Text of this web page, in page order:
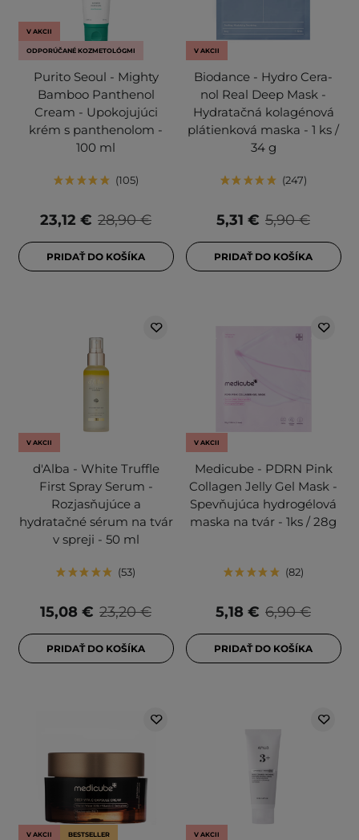
V AKCII
ODPORÚČANÉ KOZMETOLÓGMI
Purito Seoul - Mighty
Bamboo Panthenol
Cream - Upokojujúci
krém s panthenolom -
100 ml
105
28,90 €
23,12 €
PRIDAŤ DO KOŠÍKA
V AKCII
Biodance - Hydro Cera-
nol Real Deep Mask -
Hydratačná kolagénová
plátienková maska - 1 ks /
34 g
247
5,90 €
5,31 €
PRIDAŤ DO KOŠÍKA
V AKCII
d'Alba - White Truffle
First Spray Serum -
Rozjasňujúce a
hydratačné sérum na tvár
v spreji - 50 ml
53
23,20 €
15,08 €
PRIDAŤ DO KOŠÍKA
V AKCII
Medicube - PDRN Pink
Collagen Jelly Gel Mask -
Spevňujúca hydrogélová
maska na tvár - 1ks / 28g
82
6,90 €
5,18 €
PRIDAŤ DO KOŠÍKA
V AKCII BESTSELLER V AKCII